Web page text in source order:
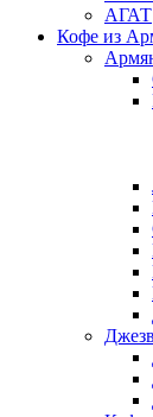
АГАТ
Кофе из